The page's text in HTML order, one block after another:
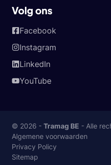
Volg ons
Facebook
Instagram
LinkedIn
YouTube
© 2026 - Tramag BE - Alle
Algemene voorwaarden
Privacy Policy
Sitemap